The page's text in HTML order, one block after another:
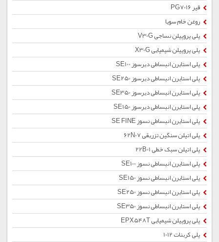
قیر PG7016
روغن خام سویا
پلی پروپیلن نساجی V30G
پلی پروپیلن شیمیایی X30G
پلی استایرن انبساطی دیرسوز SE100
پلی استایرن انبساطی دیرسوز SE250
پلی استایرن انبساطی دیرسوز SE350
پلی استایرن انبساطی دیرسوز SE150
پلی استایرن انبساطی نسوز SE FINE
پلی اتیلن سنگین تزریقی 62N07
پلی اتیلن سبک خطی 22B01
پلی استایرن انبساطی نسوز SE100
پلی استایرن انبساطی نسوز SE150
پلی استایرن انبساطی نسوز SE250
پلی استایرن انبساطی نسوز SE350
پلی پروپیلن شیمیایی EPX548T
پلی کربنات 1012